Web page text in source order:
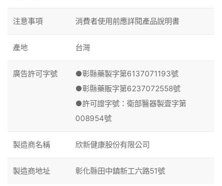
注意事項 消費者使用前應詳閱產品說明書
產地 台灣
廣告許可字號
●彰縣藥製字第6137071193號
●彰縣藥販字第6237072558號
●許可證字號：衛部醫器製壹字第
008954號
製造商名稱 欣新健康股份有限公司
製造商地址 彰化縣田中鎮新工六路51號